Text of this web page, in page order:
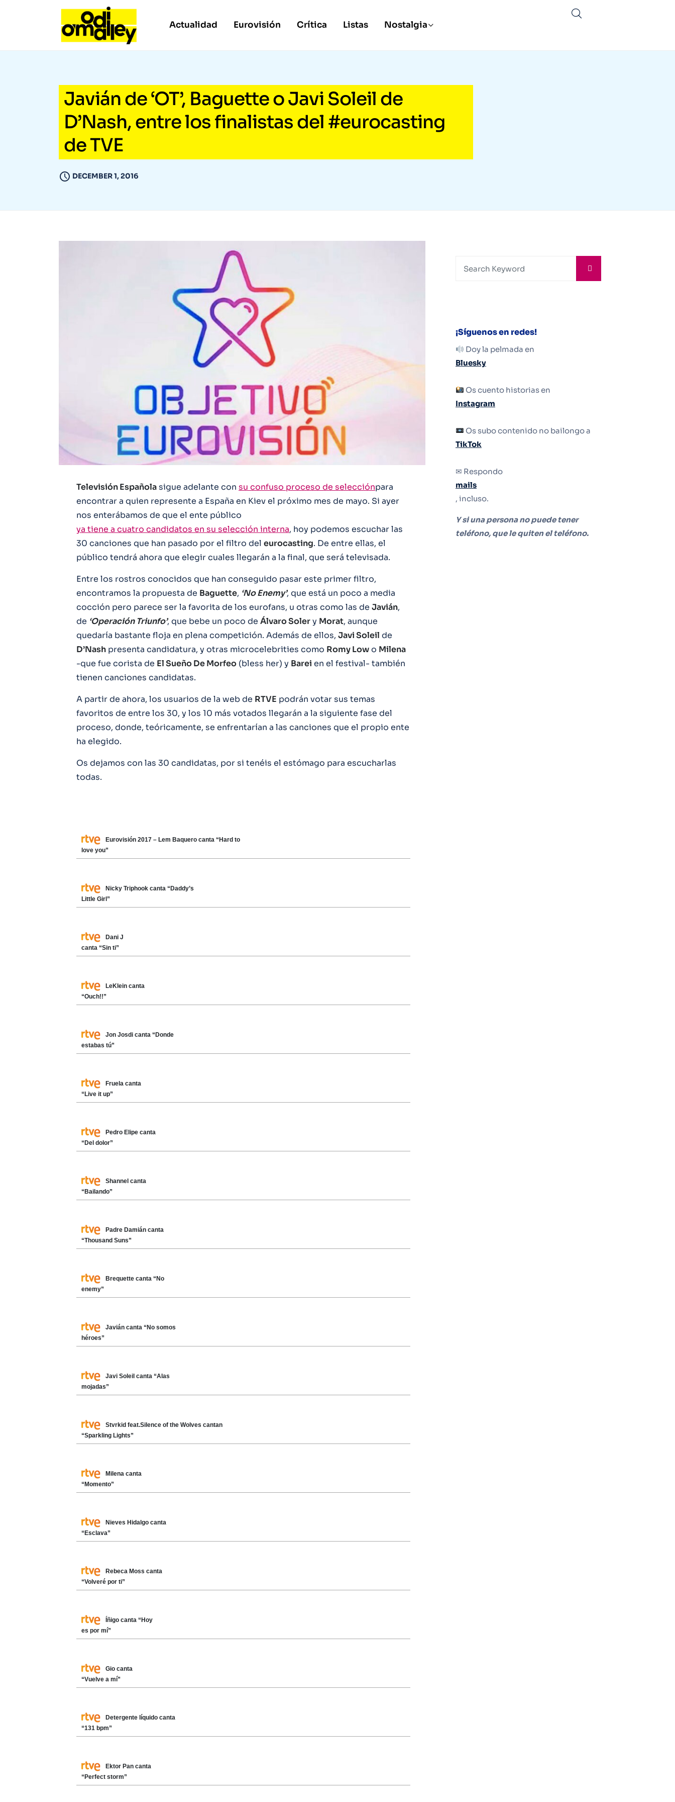
Actualidad Eurovisión Crítica Listas Nostalgia
Javián de ‘OT’, Baguette o Javi Soleil de
D’Nash, entre los finalistas del #eurocasting
de TVE
DECEMBER 1, 2016
Televisión Españolasigue adelante con su confuso proceso de selecciónpara
encontrar a quien represente a España en Kiev el próximo mes de mayo. Si ayer
nos enterábamos de que el ente público
ya tiene a cuatro candidatos en su selección interna, hoy podemos escuchar las
30 canciones que han pasado por el filtro del eurocasting. De entre ellas, el
público tendrá ahora que elegir cuales llegarán a la final, que será televisada.
Entre los rostros conocidos que han conseguido pasar este primer filtro,
encontramos la propuesta de Baguette, ‘No Enemy’, que está un poco a media
cocción pero parece ser la favorita de los eurofans, u otras como las de Javián,
de ‘Operación Triunfo’, que bebe un poco de Álvaro Solery Morat, aunque
quedaría bastante floja en plena competición. Además de ellos, Javi Soleil de
D’Nash presenta candidatura, y otras microcelebrities como Romy Lowo Milena
-que fue corista de El Sueño De Morfeo (bless her) y Barei en el festival- también
tienen canciones candidatas.
A partir de ahora, los usuarios de la web de RTVE podrán votar sus temas
favoritos de entre los 30, y los 10 más votados llegarán a la siguiente fase del
proceso, donde, teóricamente, se enfrentarían a las canciones que el propio ente
ha elegido.
Os dejamos con las 30 candidatas, por si tenéis el estómago para escucharlas
todas.
Eurovisión 2017 – Lem Baquero canta “Hard to
love you”
Nicky Triphook canta “Daddy’s
Little Girl”
Dani J
canta “Sin ti”
LeKlein canta
“Ouch!!”
Jon Josdi canta “Donde
estabas tú”
Fruela canta
“Live it up”
Pedro Elipe canta
“Del dolor”
Shannel canta
“Bailando”
Padre Damián canta
“Thousand Suns”
Brequette canta “No
enemy”
Javián canta “No somos
héroes”
Javi Soleil canta “Alas
mojadas”
Stvrkid feat.Silence of the Wolves cantan
“Sparkling Lights”
Milena canta
“Momento”
Nieves Hidalgo canta
“Esclava”
Rebeca Moss canta
“Volveré por ti”
Íñigo canta “Hoy
es por mí”
Gio canta
“Vuelve a mí”
Detergente líquido canta
“131 bpm”
Ektor Pan canta
“Perfect storm”
¡Síguenos en redes!
Doy la pelmada en
Bluesky
Os cuento historias en
Instagram
Os subo contenido no bailongo a
TikTok
✉ Respondo
mails
, incluso.
Y si una persona no puede tener
teléfono, que le quiten el teléfono.